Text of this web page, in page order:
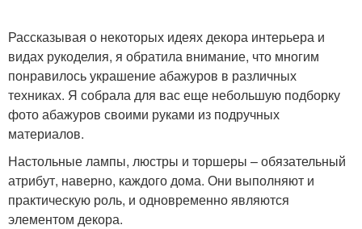
Рассказывая о некоторых идеях декора интерьера и
видах рукоделия, я обратила внимание, что многим
понравилось украшение абажуров в различных
техниках. Я собрала для вас еще небольшую подборку
фото абажуров своими руками из подручных
материалов.
Настольные лампы, люстры и торшеры – обязательный
атрибут, наверно, каждого дома. Они выполняют и
практическую роль, и одновременно являются
элементом декора.